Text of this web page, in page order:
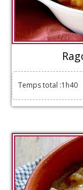
Temps total :1h40